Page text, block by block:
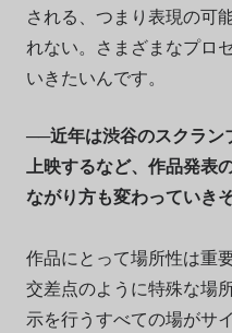
される、つまり表現の可
れない。さまざまなプロ
いきたいんです。
──近年は渋谷のスクラ
上映するなど、作品発表
ながり方も変わっていき
作品にとって場所性は重
交差点のように特殊な場
示を行うすべての場がサ